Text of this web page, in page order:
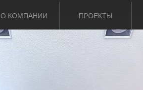
О КОМПАНИИ ПРОЕКТЫ